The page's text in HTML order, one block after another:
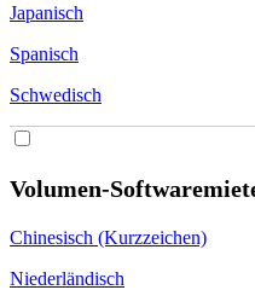
Japanisch
Spanisch
Schwedisch
Volumen-
Chinesisch (Kurzzeichen)
Niederländisch